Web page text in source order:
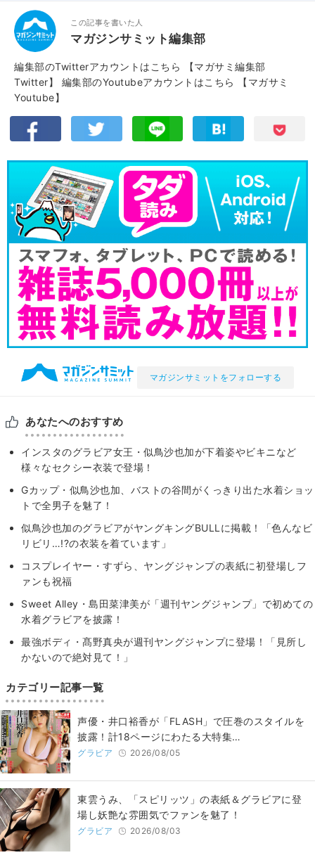
この記事を書いた人
マガジンサミット編集部
編集部のTwitterアカウントはこちら
【マガサミ編集部
Twitter】
編集部のYoutubeアカウントはこちら
【マガサミ
Youtube】
マガジンサミットをフォローする
あなたへのおすすめ
インスタのグラビア女王・似鳥沙也加が下着姿やビキニなど
様々なセクシー衣装で登場！
Gカップ・似鳥沙也加、バストの谷間がくっきり出た水着ショッ
トで全男子を魅了！
似鳥沙也加のグラビアがヤングキングBULLに掲載！「色んなビ
リビリ…!?の衣装を着ています」
コスプレイヤー・すずら、ヤングジャンプの表紙に初登場しフ
ァンも祝福
Sweet Alley・島田菜津美が「週刊ヤングジャンプ」で初めての
水着グラビアを披露！
最強ボディ・髙野真央が週刊ヤングジャンプに登場！「見所し
かないので絶対見て！」
カテゴリー記事一覧
声優・井口裕香が「FLASH」で圧巻のスタイルを
披露！計18ページにわたる大特集…
グラビア 2026/08/05
東雲うみ、「スピリッツ」の表紙＆グラビアに登
場し妖艶な雰囲気でファンを魅了！
グラビア 2026/08/03